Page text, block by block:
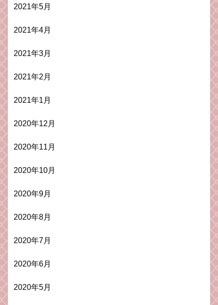
2021年5月
2021年4月
2021年3月
2021年2月
2021年1月
2020年12月
2020年11月
2020年10月
2020年9月
2020年8月
2020年7月
2020年6月
2020年5月